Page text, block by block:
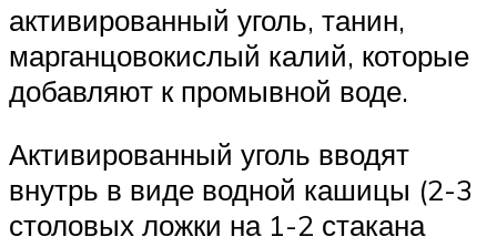
активированный уголь, танин,
марганцовокислый калий, которые
добавляют к промывной воде.
Активированный уголь вводят
внутрь в виде водной кашицы (2-3
столовых ложки на 1-2 стакана